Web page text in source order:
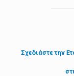
Σχεδιάστε την